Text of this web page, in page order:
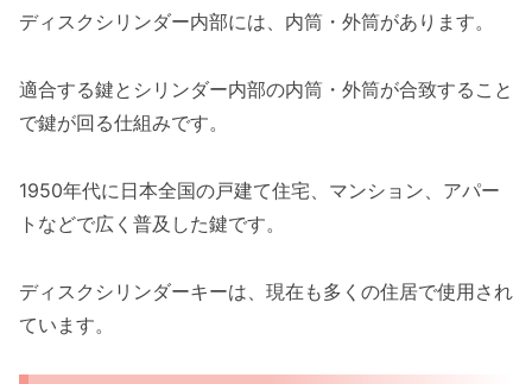
ディスクシリンダー内部には、内筒・外筒があります。
適合する鍵とシリンダー内部の内筒・外筒が合致すること
で鍵が回る仕組みです。
1950年代に日本全国の戸建て住宅、マンション、アパー
トなどで広く普及した鍵です。
ディスクシリンダーキーは、現在も多くの住居で使用され
ています。